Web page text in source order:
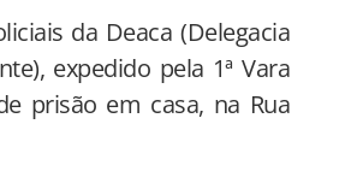
da Deaca (Delegacia
expedido pela 1ª Vara
prisão em casa, na Rua